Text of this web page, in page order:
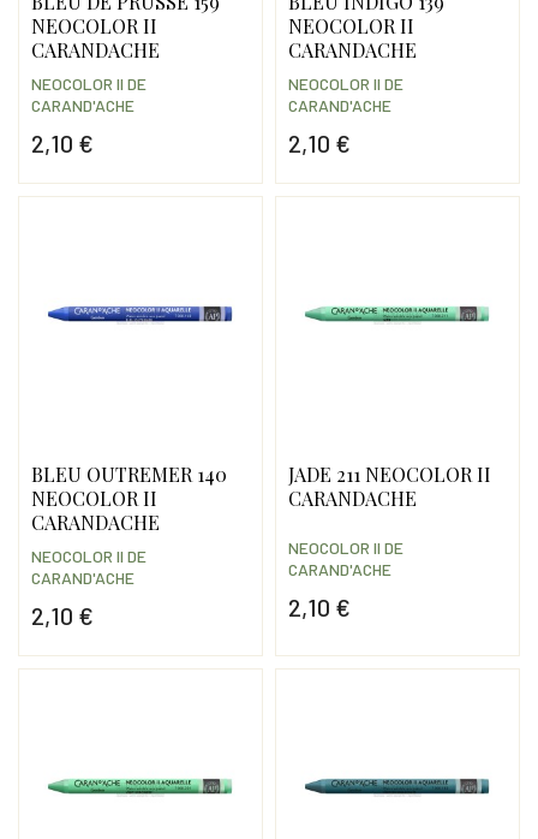
NEOCOLOR II
CARANDACHE
2,10 €
NEOCOLOR II DE
CARAND'ACHE
NEOCOLOR II
CARANDACHE
2,10 €
NEOCOLOR II DE
CARAND'ACHE
BLEU OUTREMER 140
NEOCOLOR II
CARANDACHE
2,10 €
NEOCOLOR II DE
CARAND'ACHE
JADE 211 NEOCOLOR II
CARANDACHE
2,10 €
NEOCOLOR II DE
CARAND'ACHE